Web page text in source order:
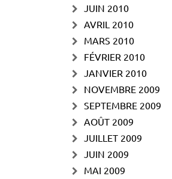
JUIN 2010
AVRIL 2010
MARS 2010
FÉVRIER 2010
JANVIER 2010
NOVEMBRE 2009
SEPTEMBRE 2009
AOÛT 2009
JUILLET 2009
JUIN 2009
MAI 2009